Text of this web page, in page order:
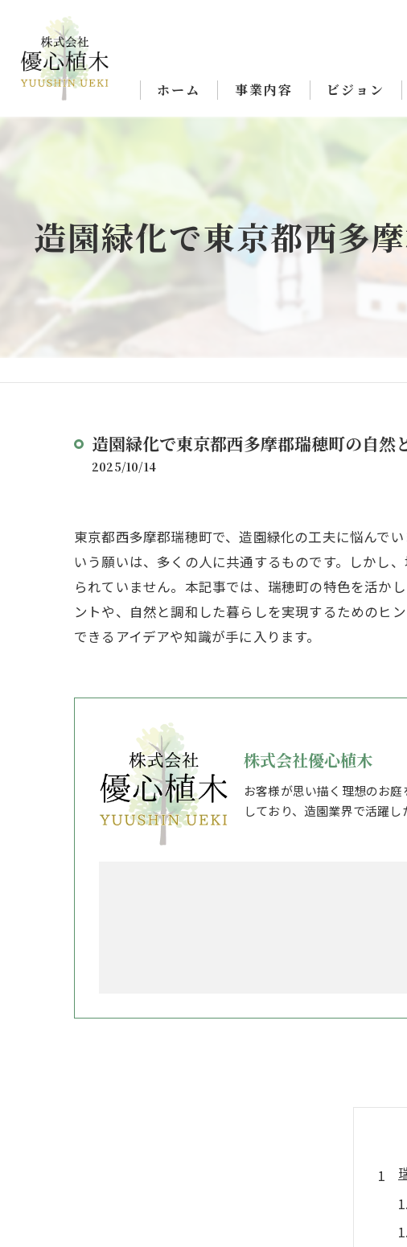
ホーム 事業内容 ビジョン
造園緑化で東京都西多
造園緑化で東京都西多摩郡瑞穂町の自然
2025/10/14
東京都西多摩郡瑞穂町で、造園緑化の工夫に悩んで
いう願いは、多くの人に共通するものです。しかし
られていません。本記事では、瑞穂町の特色を活か
ントや、自然と調和した暮らしを実現するためのヒ
できるアイデアや知識が手に入ります。
株式会社優心植木
お客様が思い描く理想のお
しており、造園業界で活躍